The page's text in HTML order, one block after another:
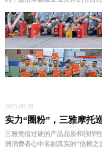
2025-08-28
实力“圈粉”，三雅摩托
三雅凭借过硬的产品品质和强悍
洲消费者心中名副其实的“信赖之